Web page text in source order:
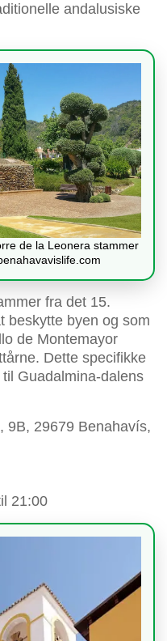
andalusiske
de la Leonera stammer
fra det 15.
beskytte byen og som
de Montemayor
Dette specifikke
Guadalmina-dalens
9B, 29679 Benahavís,
21:00